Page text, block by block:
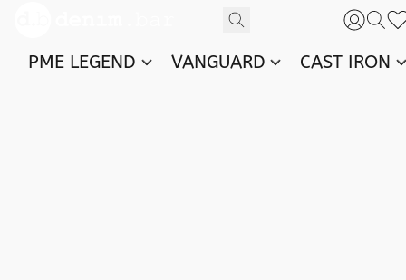
PME LEGEND VANGUARD CAST IRON